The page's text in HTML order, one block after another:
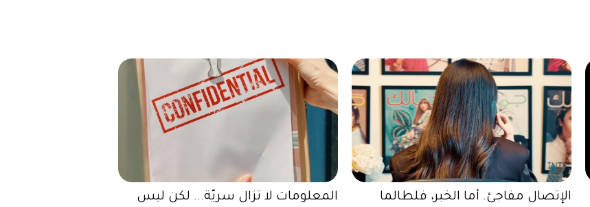
الإتصال مفاجئ. أما الخبر، فلطالما
المعلومات لا تزال سريّة... لكن ليس